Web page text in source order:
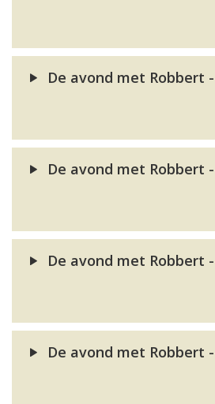
De avond met Robbert
De avond met Robbert
De avond met Robbert
De avond met Robbert